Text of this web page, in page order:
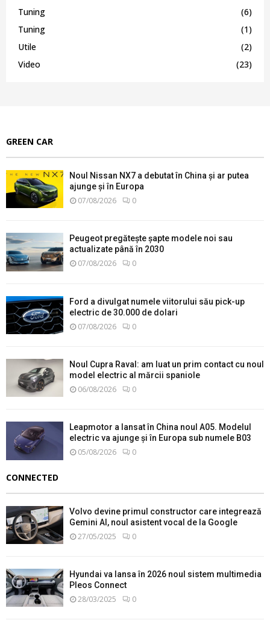
Tuning
(6)
Tuning
(1)
Utile
(2)
Video
(23)
GREEN CAR
Noul Nissan NX7 a debutat în China și ar putea
ajunge și în Europa
07/08/2026 0
Peugeot pregătește șapte modele noi sau
actualizate până în 2030
07/08/2026 0
Ford a divulgat numele viitorului său pick-up
electric de 30.000 de dolari
07/08/2026 0
Noul Cupra Raval: am luat un prim contact cu noul
model electric al mărcii spaniole
06/08/2026 0
Leapmotor a lansat în China noul A05. Modelul
electric va ajunge și în Europa sub numele B03
05/08/2026 0
CONNECTED
Volvo devine primul constructor care integrează
Gemini AI, noul asistent vocal de la Google
27/05/2025 0
Hyundai va lansa în 2026 noul sistem multimedia
Pleos Connect
28/03/2025 0